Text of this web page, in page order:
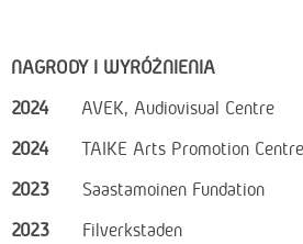
NAGRODY I WYRÓŻNIENIA
2024 AVEK, Audiovisual Centre
2024 TAIKE Arts Promotion
2023 Saastamoinen Fundation
2023 Filverkstaden